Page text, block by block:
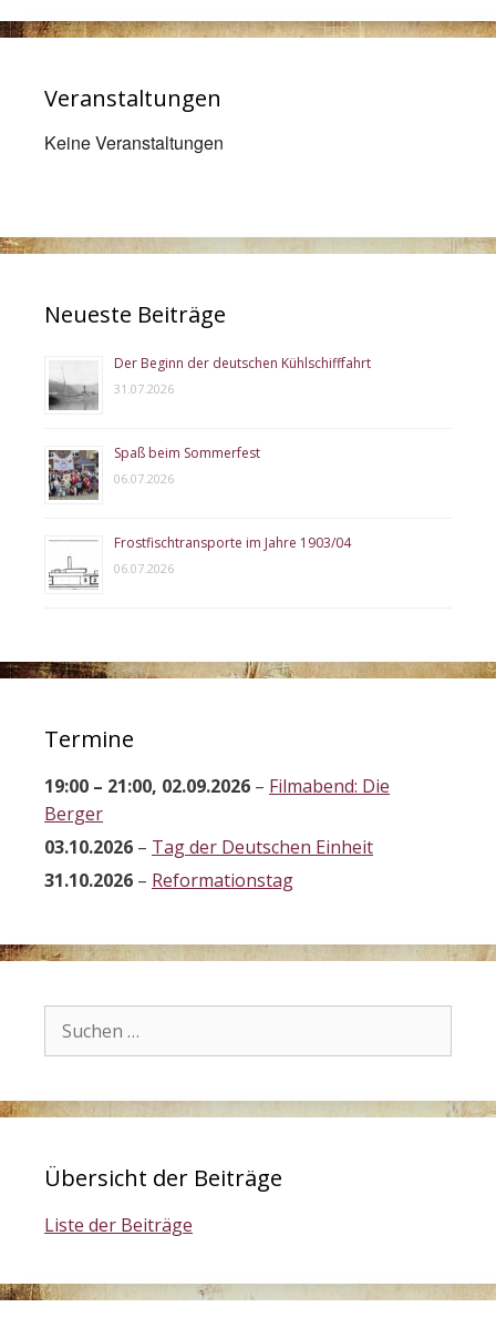
Veranstaltungen
Keine Veranstaltungen
Neueste Beiträge
Der Beginn der deutschen Kühlschifffahrt
31.07.2026
Spaß beim Sommerfest
06.07.2026
Frostfischtransporte im Jahre 1903/04
06.07.2026
Termine
19:00 – 21:00, 02.09.2026 – Filmabend: Die
Berger
03.10.2026 – Tag der Deutschen Einheit
31.10.2026 – Reformationstag
nach:
Übersicht der Beiträge
Liste der Beiträge